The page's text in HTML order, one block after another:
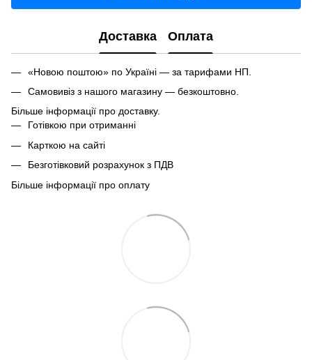
Доставка Оплата
«Новою поштою» по Україні — за тарифами НП.
Самовивіз з нашого магазину — безкоштовно.
Більше інформації про доставку.
Готівкою при отриманні
Карткою на сайті
Безготівковий розрахунок з ПДВ
Більше інформації про оплату